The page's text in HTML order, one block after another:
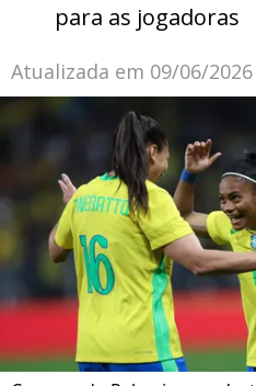
para as jogadoras
Atualizada em 09/06/